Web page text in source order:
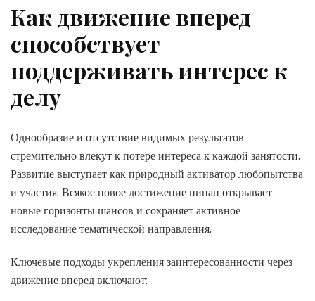
Как движение вперед
способствует
поддерживать интерес к
делу
Однообразие и отсутствие видимых результатов
стремительно влекут к потере интереса к каждой занятости.
Развитие выступает как природный активатор любопытства
и участия. Всякое новое достижение пинап открывает
новые горизонты шансов и сохраняет активное
исследование тематической направления.
Ключевые подходы укрепления заинтересованности через
движение вперед включают: